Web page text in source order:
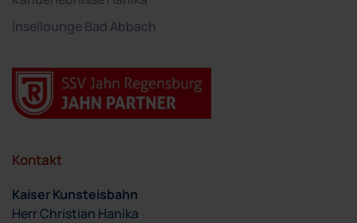
Insellounge Bad Abbach
Kontakt
Kaiser Kunsteisbahn
Herr Christian Hanika